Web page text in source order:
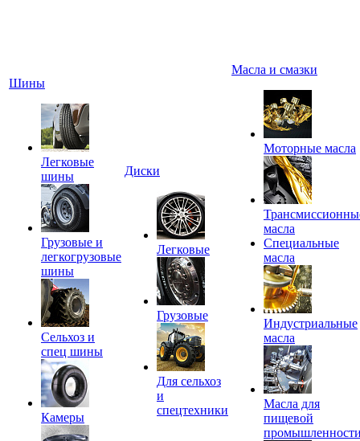
Шины
Легковые
шины
Грузовые и
легкогрузовые
шины
Сельхоз и
спец шины
Камеры
Диски
Легковые
Грузовые
Для сельхоз
и
спецтехники
Масла и смазки
Моторные масла
масла
Специальные
масла
Индустриальные
масла
Масла для
пищевой